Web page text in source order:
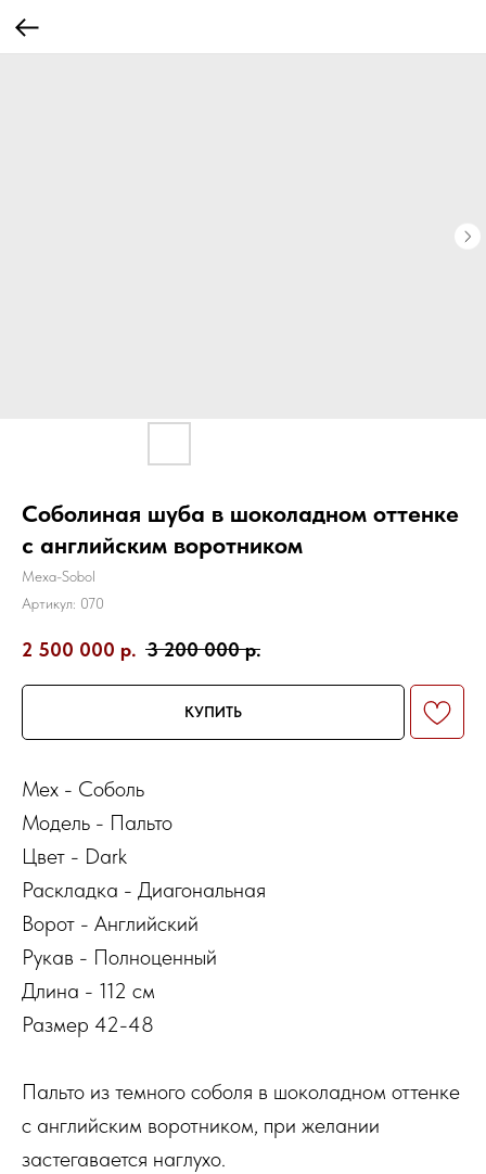
Соболиная шуба в шоколадном оттенке
с английским воротником
Mexa-Sobol
Артикул: 070
2 500 000 р. 3 200 000 р.
КУПИТЬ
Мех - Соболь
Модель - Пальто
Цвет - Dark
Раскладка - Диагональная
Ворот - Английский
Рукав - Полноценный
Длина - 112 см
Размер 42-48
Пальто из темного соболя в шоколадном оттенке
с английским воротником, при желании
застегавается наглухо.